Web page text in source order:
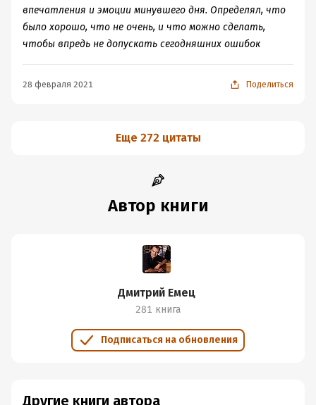
впечатления и эмоции минувшего дня. Определял, что
было хорошо, что не очень, и что можно сделать,
чтобы впредь не допускать сегодняшних ошибок
28 февраля 2021 Поделиться
Еще 272 цитаты
Автор книги
Дмитрий Емец
281 книга
Подписаться на обновления
Другие книги автора